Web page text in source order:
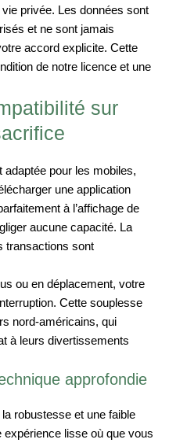
privée. Les données sont
et ne sont jamais
accord explicite. Cette
de notre licence et une
sur
adaptée pour les mobiles,
une application
à l’affichage de
aucune capacité. La
transactions sont
ou en déplacement, votre
Cette souplesse
nord-américains, qui
à leurs divertissements
approfondie
robustesse et une faible
lisse où que vous